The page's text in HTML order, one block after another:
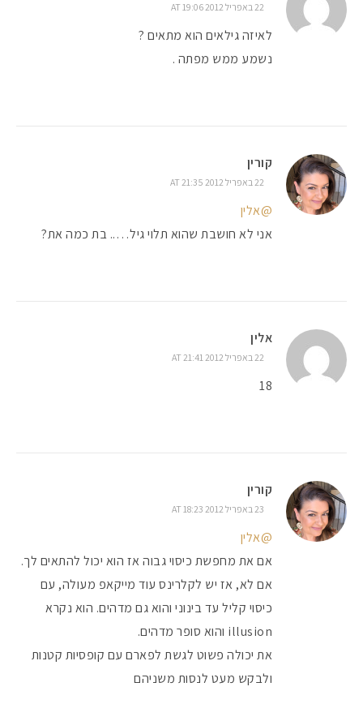
22 באפריל 2012 AT 19:06
לאיזה גילאים הוא מתאים ?
נשמע ממש מפתה .
קורין
22 באפריל 2012 AT 21:35
@אלין
אני לא חושבת שהוא תלוי גיל….. בת כמה את?
אלין
22 באפריל 2012 AT 21:41
18
קורין
23 באפריל 2012 AT 18:23
@אלין
אם את מחפשת כיסוי גבוה אז הוא יכול להתאים לך.
אם לא, אז יש לקלרינס עוד מייקאפ מעולה, עם
כיסוי קליל עד בינוני והוא גם מדהים. הוא נקרא
illusion והוא סופר מדהים.
את יכולה פשוט לגשת לפארם עם קופסיות קטנות
ולבקש מעט לנסות משניהם